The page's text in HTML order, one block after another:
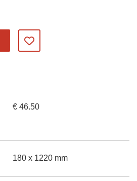
Voeg toe aan mijn favorieten
€ 46.50
180 x 1220 mm